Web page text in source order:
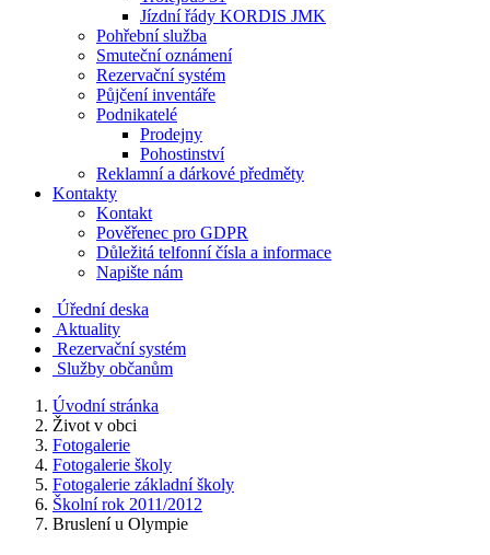
Jízdní řády KORDIS JMK
Pohřební služba
Smuteční oznámení
Rezervační systém
Půjčení inventáře
Podnikatelé
Prodejny
Pohostinství
Reklamní a dárkové předměty
Kontakty
Kontakt
Pověřenec pro GDPR
Důležitá telfonní čísla a informace
Napište nám
Úřední deska
Aktuality
Rezervační systém
Služby občanům
Úvodní stránka
Život v obci
Fotogalerie
Fotogalerie školy
Fotogalerie základní školy
Školní rok 2011/2012
Bruslení u Olympie